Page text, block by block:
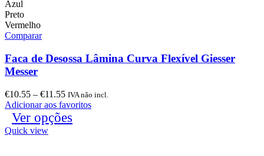
Azul
Preto
Vermelho
Comparar
Faca de Desossa Lâmina Curva Flexível Giesser
Messer
€10.55 – €11.55 IVA não incl.
Adicionar aos favoritos
Ver opções
Quick view